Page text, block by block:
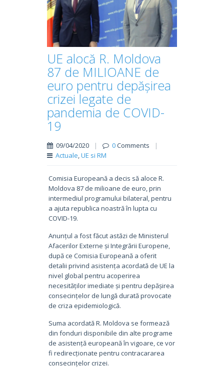
UE alocă R. Moldova
87 de MILIOANE de
euro pentru depășirea
crizei legate de
pandemia de COVID-
19
09/04/2020 | 0Comments
|
Actuale,UE si RM
Comisia Europeană a decis să aloce R.
Moldova 87 de milioane de euro, prin
intermediul programului bilateral, pentru
a ajuta republica noastră în lupta cu
COVID-19.
Anunțul a fost făcut astăzi de Ministerul
Afacerilor Externe și Integrării Europene,
după ce Comisia Europeană a oferit
detalii privind asistența acordată de UE la
nivel global pentru acoperirea
necesităților imediate și pentru depășirea
consecințelor de lungă durată provocate
de criza epidemiologică.
Suma acordată R. Moldova se formează
din fonduri disponibile din alte programe
de asistență europeană în vigoare, ce vor
fi redirecționate pentru contracararea
consecințelor crizei.